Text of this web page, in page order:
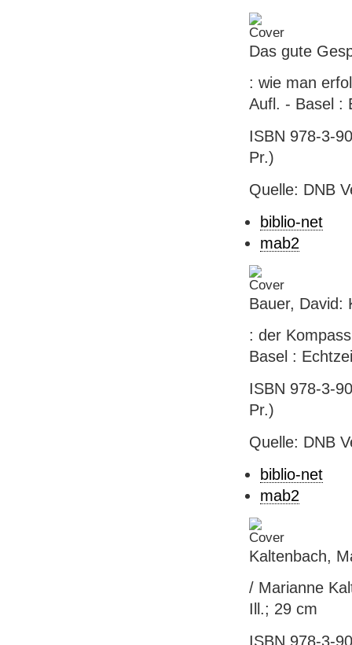
Das gute
: wie man
Aufl. - Basel :
ISBN 978-3-
Pr.)
Quelle: DNB
biblio-net
mab2
Bauer, David:
: der
Basel :
ISBN 978-3-
Pr.)
Quelle: DNB
biblio-net
mab2
Kaltenbach,
/ Marianne
Ill.; 29 cm
ISBN 978-3-